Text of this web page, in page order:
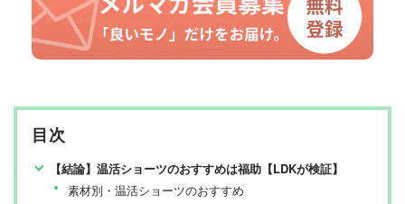
て見つけた「本当に良いもの」と「お役立ち情報」を厳
選してあなたにお届け。編集長・高橋咲彩を中心に、11
名以上の編集体制で日々の検証・記事制作を行っていま
目次
【結論】温活ショーツのおすすめは福助【LDKが検証】
素材別・温活ショーツのおすすめ